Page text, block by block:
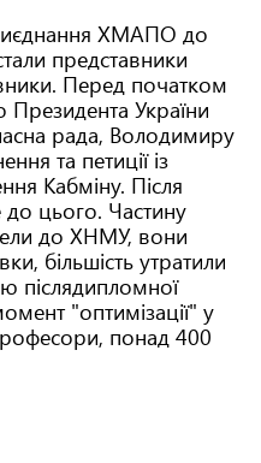
ХМАПО до
представники
Перед початком
України
рада, Володимиру
та петиції із
Кабміну. Після
цього. Частину
до ХНМУ, вони
більшість утратили
післядипломної
"оптимізації" у
понад 400